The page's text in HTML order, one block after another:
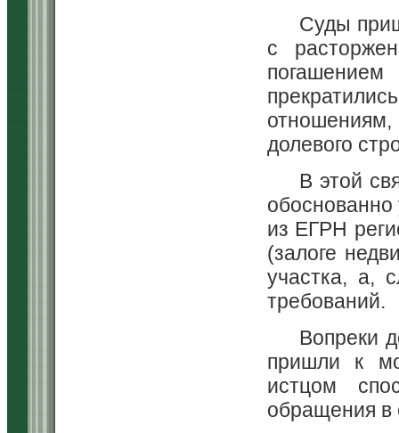
Суды
с
долевого
В этой
из ЕГРН
(залоге
участка, а,
требований.
Вопреки
пришли к
истцом
обращения в